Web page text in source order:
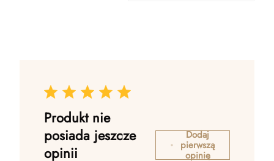
Produkt nie
posiada jeszcze
opinii
Dodaj
pierwszą
opinię